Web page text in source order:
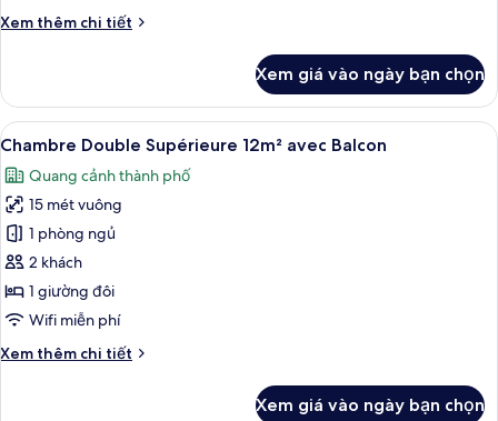
12m²
Xem thêm chi tiết
Chi
Petite
Chambre
Double
12m²
Xem giá vào ngày bạn chọn
Xem
tất
cả
ảnh
Chambre
Double
Supérieure
12m²
Balcon
Chambre Double Supérieure 12m²
8
Chambre Double Supérieure 12m² avec Balcon
Quang cảnh thành phố
15 mét vuông
1 phòng ngủ
2 khách
1 giường đôi
Wifi miễn phí
Xem thêm chi tiết
Chi
Xem giá vào ngày bạn chọn